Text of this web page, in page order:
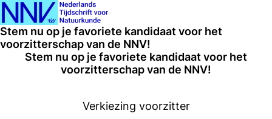
Stem nu op je favoriete kandidaat voor het
voorzitterschap van de NNV!
Stem nu op je favoriete kandidaat voor het
voorzitterschap van de NNV!
Verkiezing voorzitter